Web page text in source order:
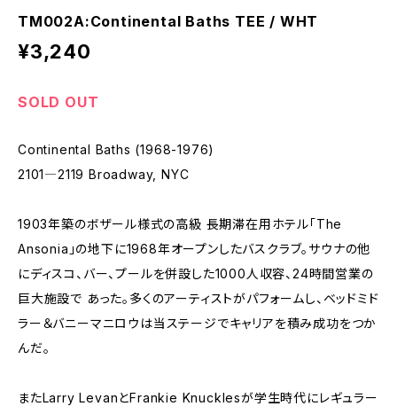
TM002A:Continental Baths TEE / WHT
¥3,240
SOLD OUT
Continental Baths (1968-1976)
2101―2119 Broadway, NYC
1903年築のボザール様式の高級 長期滞在用ホテル「The
Ansonia」の地下に1968年オープンしたバスクラブ。サウナの他
にディスコ、バー、プールを併設した1000人収容、24時間営業の
巨大施設で あった。多くのアーティストがパフォームし、ベッドミド
ラー＆バニーマニロウは当ステージでキャリアを積み成功をつか
んだ。
またLarry LevanとFrankie Knucklesが学生時代にレギュラー